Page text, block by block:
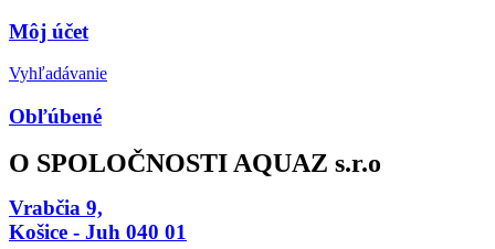
Môj účet
Vyhľadávanie
Obľúbené
O SPOLOČNOSTI AQUAZ s.r.o
Vrabčia 9,
Košice - Juh 040 01